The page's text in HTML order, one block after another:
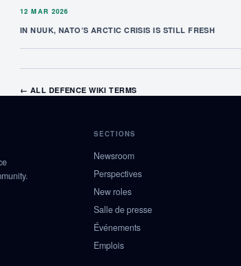
12 MAR 2026
IN NUUK, NATO’S ARCTIC CRISIS IS STILL FRESH
← ALL DEFENCE WIKI TERMS
SECTIONS
Newsroom
Perspectives
New roles
Salle de presse
Événements
Emplois